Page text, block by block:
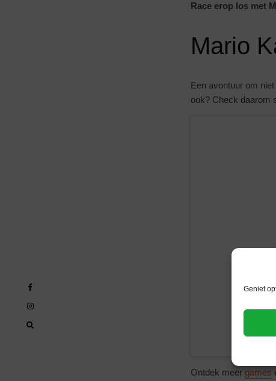
Geniet
Race erop los met
Mario
Een avontuur om
ook? Check daarom
Ontdek meer games